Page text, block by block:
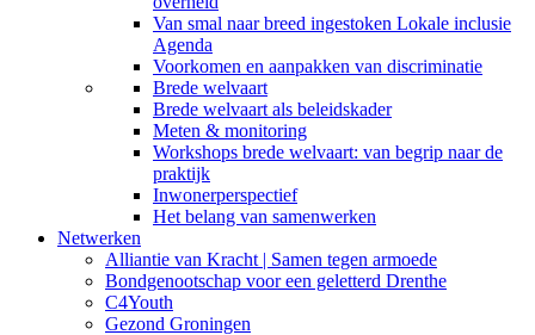
Van smal naar breed ingestoken Lokale inclusie
Agenda
Voorkomen en aanpakken van discriminatie
Brede welvaart
Brede welvaart als beleidskader
Meten & monitoring
Workshops brede welvaart: van begrip naar de
praktijk
Inwonerperspectief
Het belang van samenwerken
Netwerken
Alliantie van Kracht | Samen tegen armoede
Bondgenootschap voor een geletterd Drenthe
C4Youth
Gezond Groningen